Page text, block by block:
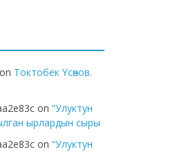
on Токтобек Үсөнов.
on “Улуктун
ырлардын сыры
on “Улуктун